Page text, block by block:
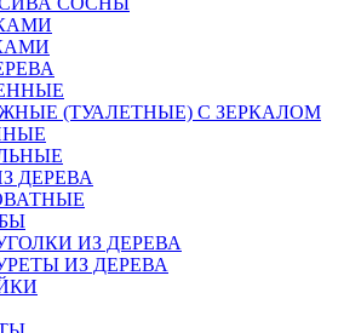
(ТУАЛЕТНЫЕ) С ЗЕРКАЛОМ
ДЕРЕВА
ИЗ ДЕРЕВА
ИЗ ДЕРЕВА